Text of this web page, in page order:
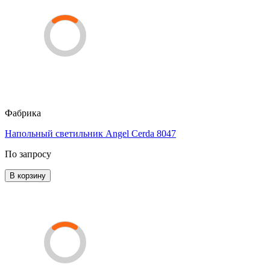
Фабрика
Напольный светильник Angel Cerda 8047
По запросу
В корзину